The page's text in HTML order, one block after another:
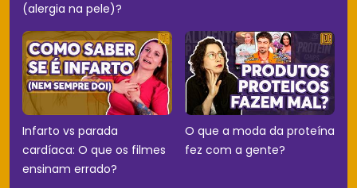
(alergia na pele)?
Infarto vs parada
cardíaca: O que os filmes
ensinam errado?
O que a moda da proteína
fez com a gente?